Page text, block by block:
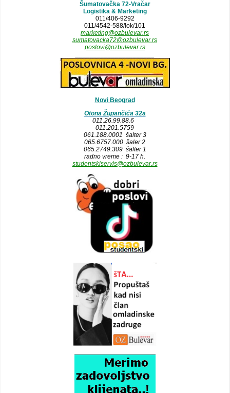
Šumatovačka 72-Vračar
Logistika & Marketing
011/406-9292
011/4542-588/lok/101
marketing@ozbulevar.rs
sumatovacka72@ozbulevar.rs
poslovi@ozbulevar.rs
Novi Beograd
Otona Župančića 32a
011.26.99.88.6
011.201.5759
061.188.0001 šalter 3
065.6757.000 šaler 2
065.2749.309 šalter 1
radno vreme : 9-17 h.
studentskiservis@ozbulevar.rs